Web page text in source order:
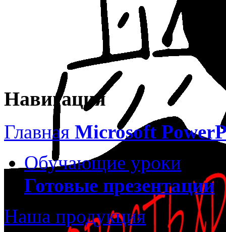
Навигация
Главная Microsoft
Обучающие уроки
Готовые презентации
Наша продукция